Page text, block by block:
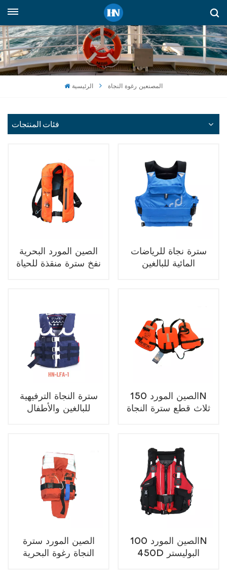
العربية
English
русский
الرئيسية المصنعين رغوة النجاة
فئات المنتجات
الصين المورد البحرية
نفخ سترة منقذة للحياة
سترة نجاة للرياضات
المائية للبالغين
سترة النجاة الترفيهية
للبالغين والأطفال
الصين المورد 150N
ثلاث قطع سترة النجاة
الصين المورد سترة
النجاة رغوة البحرية
الصين المورد 100N
450D البوليستر